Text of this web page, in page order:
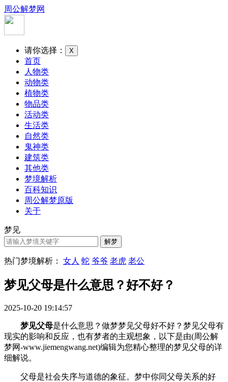
周公解梦网
请你选择： X
首页
人物类
动物类
植物类
物品类
活动类
生活类
自然类
鬼神类
建筑类
其他类
梦境解析
百科知识
周公解梦原版
关于
梦见
热门梦境解析： 女人 蛇 爷爷 老虎 老公
梦见父母是什么意思？好不好？
2025-10-20 19:14:57
梦见父母是什么意思？做梦梦见父母好不好？梦见父母有
现实的影响和反应，也有梦者的主观想象，以下是由(周公解
梦网-www.jiemengwang.net)编辑为您精心整理的梦见父母的详
细解说。
父母是社会失序与道德的象征。梦中你同父母关系的好